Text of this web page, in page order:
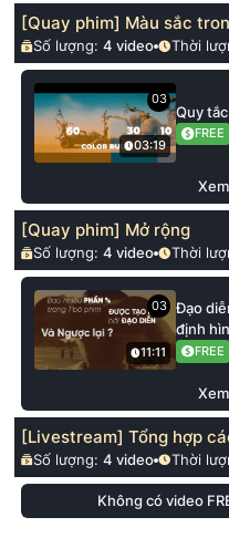
[Quay phim] Màu sắc
Số lượng:4 video Thời
03
03:19
Quy
FREE
[Quay phim] Mở rộng
Số lượng:4 video Thời
03
11:11
Đạo
định
FREE
[Livestream] Tổng hợp
Số lượng:4 video Thời
Không có video